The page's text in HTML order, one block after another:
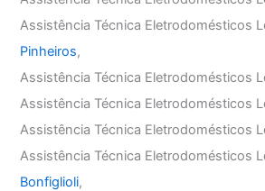
Assistência Técnica Eletrodomésticos
Pinheiros,
Assistência Técnica Eletrodomésticos
Assistência Técnica Eletrodomésticos
Assistência Técnica Eletrodomésticos
Assistência Técnica Eletrodomésticos
Bonfiglioli,